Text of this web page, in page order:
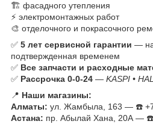
🏗️ фасадного утепления
⚡ электромонтажных работ
🎨 отделочного и покрасочного
✅ 5 лет сервисной гарантии —
подтвержденная временем
✅ Все запчасти и расходные
✅ Рассрочка 0-0-24 — KASPI •
📍 Наши магазины:
Алматы: ул. Жамбыла, 163 — ☎️
Астана: пр. Абылай Хана, 20А —